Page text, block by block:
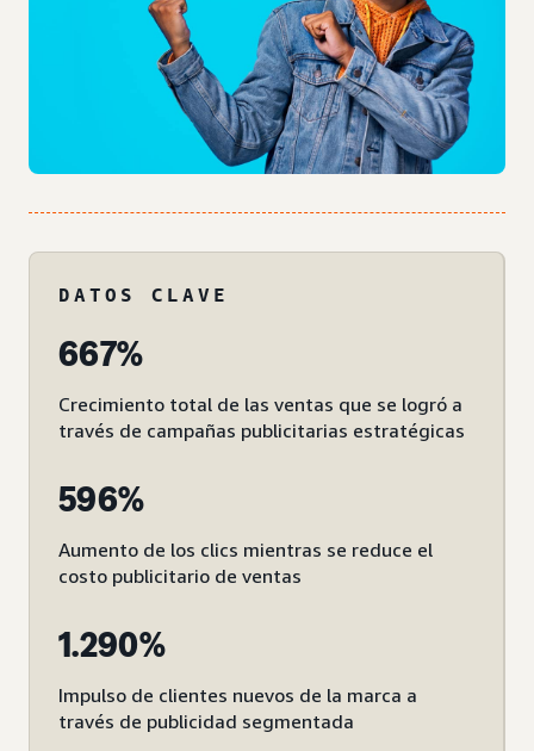
DATOS CLAVE
667%
Crecimiento total de las ventas que se logró a
través de campañas publicitarias estratégicas
596%
Aumento de los clics mientras se reduce el
costo publicitario de ventas
1.290%
Impulso de clientes nuevos de la marca a
través de publicidad segmentada